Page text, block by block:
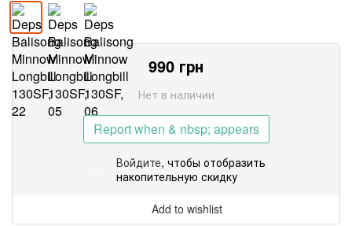
990 грн
Нет в наличии
Report when & nbsp; appears
Войдите, чтобы отобразить
накопительную скидку
Add to wishlist